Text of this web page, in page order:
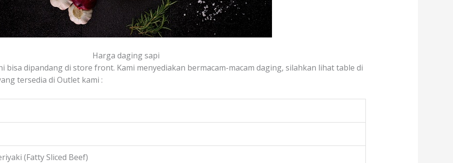
Harga daging sapi
bisa dipandang di store front. Kami menyediakan bermacam-macam daging, silahkan lihat table di
tersedia di Outlet kami :
(Fatty Sliced Beef)